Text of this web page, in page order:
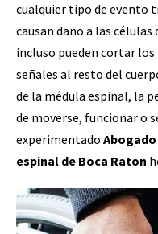
cualquier tipo de evento
causan daño a las
incluso pueden cortar
señales al resto del
de la médula espinal, la
de moverse, funcionar o
experimentado
espinal de Boca Raton